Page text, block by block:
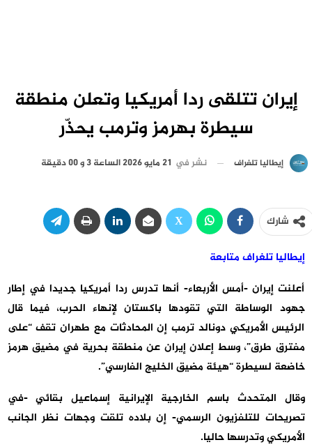
إيران تتلقى ردا أمريكيا وتعلن منطقة
سيطرة بهرمز وترمب يحذّر
إيطاليا تلغراف نشر في 21 مايو 2026 الساعة 3 و 00 دقيقة
شارك
إيطاليا تلغراف متابعة
أعلنت إيران -أمس الأربعاء- أنها تدرس ردا أمريكيا جديدا في إطار
جهود الوساطة التي تقودها باكستان لإنهاء الحرب، فيما قال
الرئيس الأمريكي دونالد ترمب إن المحادثات مع طهران تقف “على
مفترق طرق”، وسط إعلان إيران عن منطقة بحرية في مضيق هرمز
خاضعة لسيطرة “هيئة مضيق الخليج الفارسي”.
وقال المتحدث باسم الخارجية الإيرانية إسماعيل بقائي -في
تصريحات للتلفزيون الرسمي- إن بلاده تلقت وجهات نظر الجانب
الأمريكي وتدرسها حاليا.